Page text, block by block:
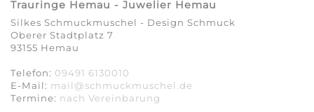
Trauringe Hemau - Juwelier Hemau
Silkes Schmuckmuschel - Design Schmuck
Oberer Stadtplatz 7
93155 Hemau
Telefon: 09491 6130010
E-Mail: mail@schmuckmuschel.de
Termine: nach Vereinbarung​​​​​​​